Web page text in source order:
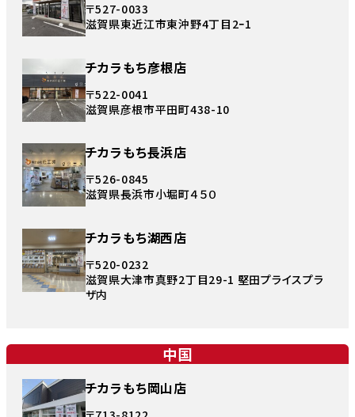
〒527-0033
滋賀県東近江市東沖野4丁目2ｰ1
チカラもち彦根店
〒522-0041
滋賀県彦根市平田町438-10
チカラもち長浜店
〒526-0845
滋賀県長浜市小堀町４５０
チカラもち湖西店
〒520-0232
滋賀県大津市真野2丁目29-1 堅田プライスプラ
ザ内
中国
チカラもち岡山店